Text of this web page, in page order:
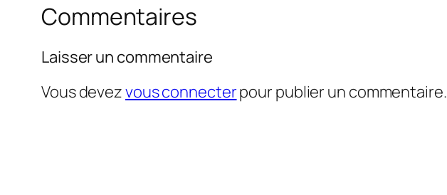
Commentaires
Laisser un commentaire
Vous devezvous connecterpour publier un commentaire.